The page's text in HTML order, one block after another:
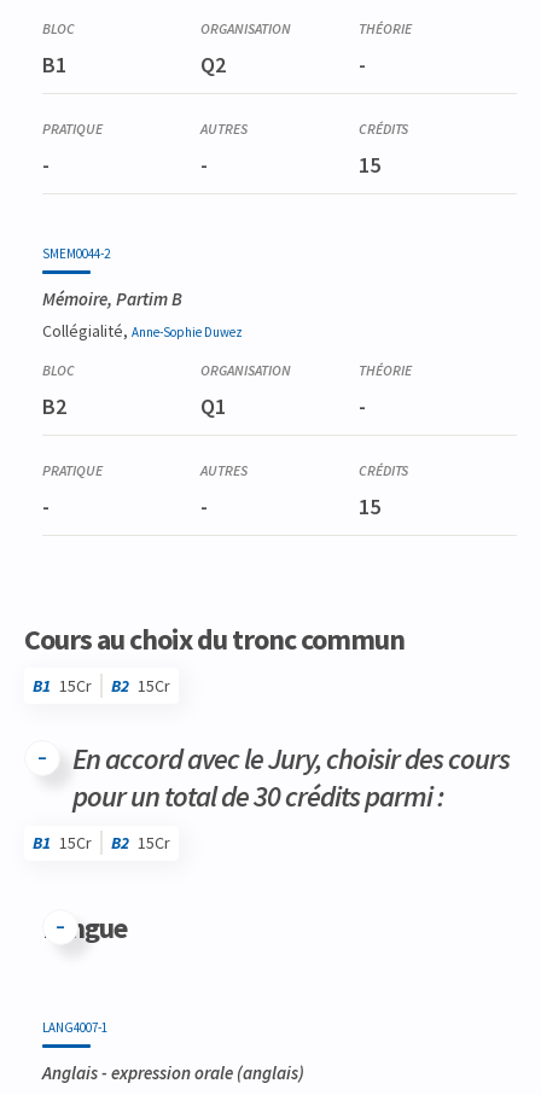
B1 Q2 -
- - 15
SMEM0044-2
Mémoire, Partim B
Collégialité, Anne-Sophie Duwez
B2 Q1 -
- - 15
Cours au choix du tronc commun
B1 15Cr B2 15Cr
En accord avec le Jury, choisir des cours
pour un total de 30 crédits parmi :
B1 15Cr B2 15Cr
Langue
LANG4007-1
Anglais - expression orale (anglais)